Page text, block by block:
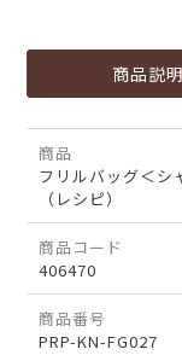
商品説明
商品
フリルバッグ＜シ
（レシピ）
商品コード
406470
商品番号
PRP-KN-FG027